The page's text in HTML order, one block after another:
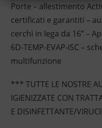
Porte – allestimento
certificati e garantiti –
cerchi in lega da 16” –
6D-TEMP-EVAP-ISC –
multifunzione
*** TUTTE LE NOSTRE
IGIENIZZATE CON
E DISINFETTANTE/